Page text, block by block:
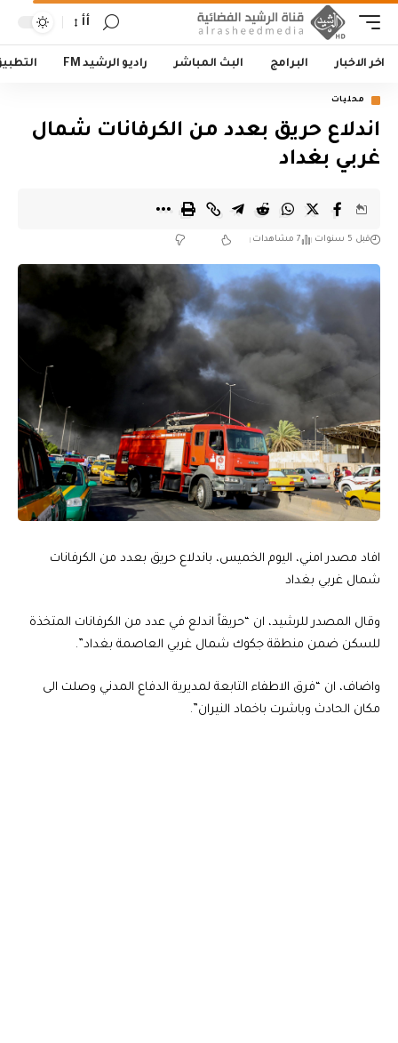
أأ
اخر الاخبار البرامج البث المباشر راديو الرشيد FM
محليات
اندلاع حريق بعدد من الكرفانات شمال
غربي بغداد
قبل 5 سنوات 7 مشاهدات
افاد مصدر امني، اليوم الخميس، باندلاع حريق بعدد من الكرفانات
شمال غربي بغداد
وقال المصدر للرشيد، ان “حريقاً اندلع في عدد من الكرفانات المتخذة
للسكن ضمن منطقة جكوك شمال غربي العاصمة بغداد”.
واضاف، ان “فرق الاطفاء التابعة لمديرية الدفاع المدني وصلت الى
مكان الحادث وباشرت باخماد النيران”.